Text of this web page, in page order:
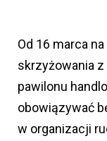
Od 16 marca
skrzyżowania
pawilonu
obowiązywać
w organizacji